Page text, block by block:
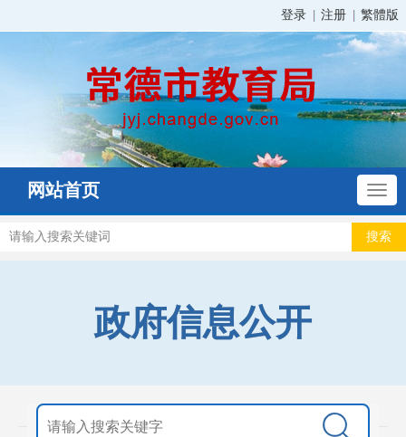
登录 注册 繁體版
网站首页
政府信息公开